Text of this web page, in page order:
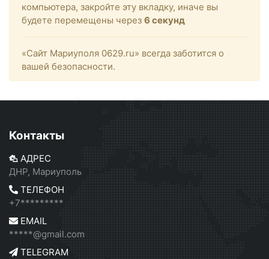
компьютера, закройте эту вкладку, иначе вы
будете перемещены через 6 секунд
«Сайт Мариуполя 0629.ru» всегда заботится о
вашей безопасности.
Контакты
АДРЕС
ДНР, Мариуполь
ТЕЛЕФОН
+7*********
EMAIL
*****@gmail.com
TELEGRAM